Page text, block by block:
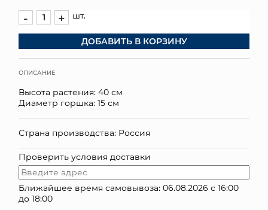
ПОДАРОЧНЫЕ КАРТЫ
ОПТОВЫМ КЛИЕНТАМ
ДОСТАВКА И ОПЛАТА
- + шт.
ДОБАВИТЬ В КОРЗИНУ
ОПИСАНИЕ
Высота растения: 40 см
Диаметр горшка: 15 см
Страна производства: Россия
Проверить условия доставки
Ближайшее время самовывоза: 06.08.2026 с 16:00
до 18:00